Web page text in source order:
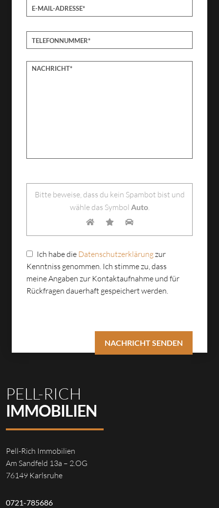
Bitte lasse dieses Feld leer.
Bitte beweise, dass du kein Spambot bist und
wähle das Symbol Auto.
Ich habe die Datenschutzerklärungzur
Kenntniss genommen. Ich stimme zu, dass
meine Angaben zur Kontaktaufnahme und für
Rückfragen dauerhaft gespeichert werden.
PELL-RICH
IMMOBILIEN
Pell-Rich Immobilien
Am Sandfeld 13a – 2.OG
76149 Karlsruhe
0721-785686